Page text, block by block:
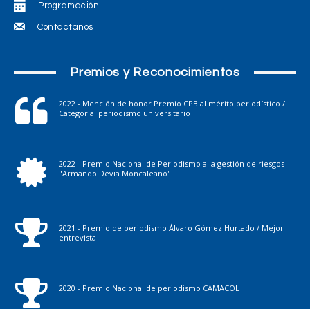
Programación
Contáctanos
Premios y Reconocimientos
2022 - Mención de honor Premio CPB al mérito periodístico /
Categoría: periodismo universitario
2022 - Premio Nacional de Periodismo a la gestión de riesgos
"Armando Devia Moncaleano"
2021 - Premio de periodismo Álvaro Gómez Hurtado / Mejor
entrevista
2020 - Premio Nacional de periodismo CAMACOL